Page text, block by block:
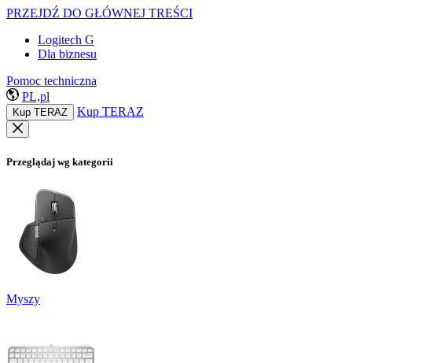
PRZEJDŹ DO GŁÓWNEJ TREŚCI
Logitech G
Dla biznesu
Pomoc techniczna
PL,pl
Kup TERAZ Kup TERAZ
Przeglądaj wg kategorii
Myszy